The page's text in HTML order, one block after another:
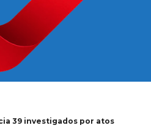
39 investigados por atos